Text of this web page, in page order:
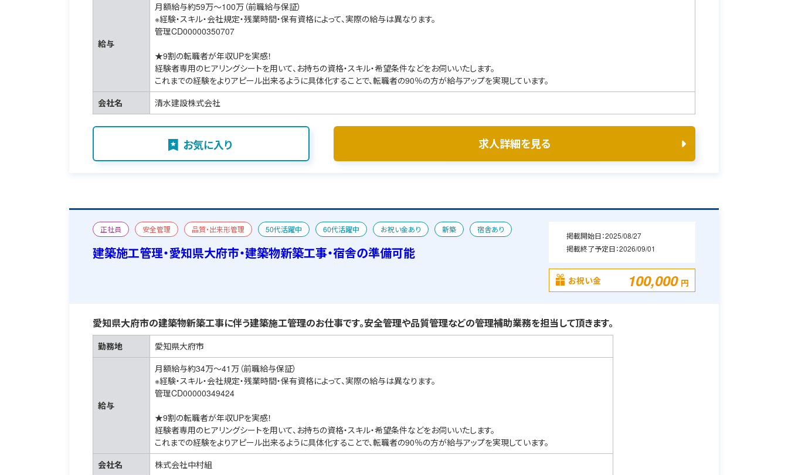
給与
月額給与約59万～100万（前職給与保証）
※経験・スキル・会社規定・残業時間・保有資格によって、実際の給与は異なります。
管理CD00000350707
★9割の転職者が年収UPを実感！
経験者専用のヒアリングシートを用いて、お持ちの資格・スキル・希望条件などをお伺いいたします。
これまでの経験をよりアピール出来るように具体化することで、転職者の90％の方が給与アップを実現しています。
会社名
清水建設株式会社
お気に入り 求人詳細を見る
正社員 安全管理 品質・出来形管理 50代活躍中 60代活躍中 お祝い金あり 新築 宿舎あり
建築施工管理・愛知県大府市・建築物新築工事・宿舎の準備可能
掲載開始日：2025/08/27
掲載終了予定日：2026/09/01
お祝い金 100,000 円
愛知県大府市の建築物新築工事に伴う建築施工管理のお仕事です。安全管理や品質管理などの管理補助業務を担当して頂きます。
勤務地 愛知県大府市
給与
月額給与約34万～41万（前職給与保証）
※経験・スキル・会社規定・残業時間・保有資格によって、実際の給与は異なります。
管理CD00000349424
★9割の転職者が年収UPを実感！
経験者専用のヒアリングシートを用いて、お持ちの資格・スキル・希望条件などをお伺いいたします。
これまでの経験をよりアピール出来るように具体化することで、転職者の90％の方が給与アップを実現しています。
会社名
株式会社中村組